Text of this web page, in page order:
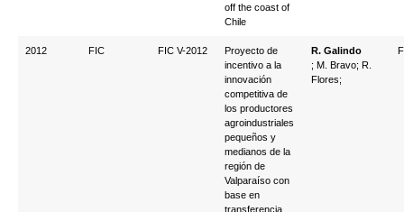
off the coast of
Chile
2012 FIC FIC V-2012
Proyecto de
incentivo a la
innovación
competitiva de
los productores
agroindustriales
pequeños y
medianos de la
región de
Valparaíso con
base en
transferencia
R. Galindo
; M. Bravo; R.
Flores;